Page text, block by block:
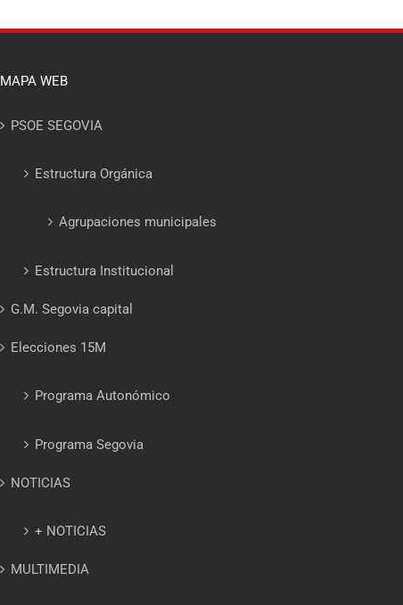
MAPA WEB
PSOE SEGOVIA
Estructura Orgánica
Agrupaciones municipales
Estructura Institucional
G.M. Segovia capital
Elecciones 15M
Programa Autonómico
Programa Segovia
NOTICIAS
+ NOTICIAS
MULTIMEDIA